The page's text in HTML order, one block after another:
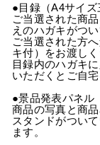
●目録（A4サイズ
ご当選された商
えのハガキがつい
ご当選された方
キ付）をお渡しく
目録内のハガキ
いただくとご自
●景品発表パネル
商品の写真と商
スタンドがつい
ます。